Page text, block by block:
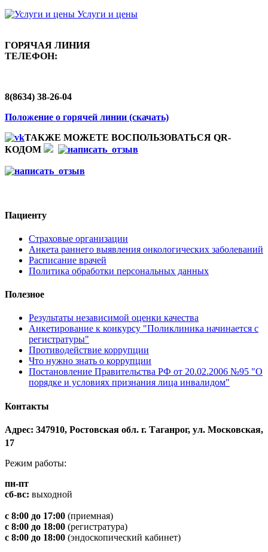
Услуги и цены
ГОРЯЧАЯ ЛИНИЯ
ТЕЛЕФОН:
8(8634) 38-26-04
Положение о горячей линии (скачать)
ТАКЖЕ МОЖЕТЕ ВОСПОЛЬЗОВАТЬСЯ QR-
КОДОМ
Пациенту
Страховые организации
Анкета раннего выявления онкологических заболеваний
Расписание врачей
Политика обработки персональных данных
Полезное
Результаты независимой оценки качества
Анкетирование к конкурсу "Поликлиника начинается с
регистратуры"
Противодействие коррупции
Что нужно знать о коррупции
Постановление Правительства РФ от 20.02.2006 №95 "О
порядке и условиях признания лица инвалидом"
Контакты
Адрес: 347910, Ростовская обл. г. Таганрог, ул. Московская,
17
Режим работы:
пн-пт
сб-вс: выходной
с 8:00 до 17:00 (приемная)
с 8:00 до 18:00 (регистратура)
с 8:00 до 18:00 (эндоскопический кабинет)